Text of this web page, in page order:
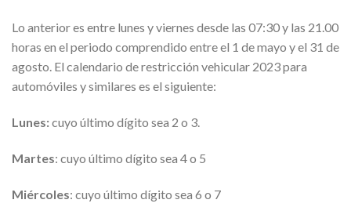
Lo anterior es entre lunes y viernes desde las 07:30 y las 21.00
horas en el periodo comprendido entre el 1 de mayo y el 31 de
agosto. El calendario de restricción vehicular 2023 para
automóviles y similares es el siguiente:
Lunes:cuyo último dígito sea 2 o 3.
Martes: cuyo último dígito sea 4 o 5
Miércoles: cuyo último dígito sea 6 o 7